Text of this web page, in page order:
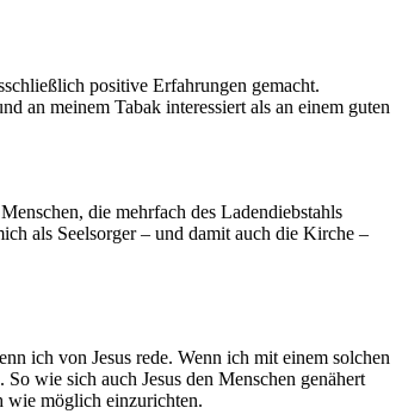
positive Erfahrungen gemacht.
an meinem Tabak interessiert als an einem guten
die mehrfach des Ladendiebstahls
als Seelsorger – und damit auch die Kirche –
ich von Jesus rede. Wenn ich mit einem solchen
wie sich auch Jesus den Menschen genähert
wie möglich einzurichten.